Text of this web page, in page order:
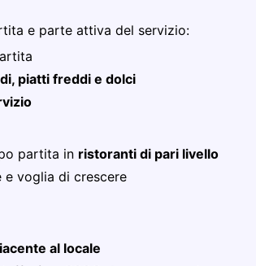
e parte attiva del servizio:
piatti freddi e dolci
partita in ristoranti di pari livello
voglia di crescere
al locale